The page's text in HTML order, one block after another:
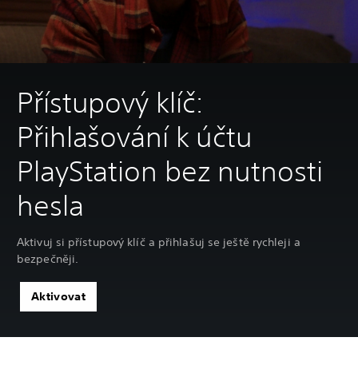
Přístupový klíč:
Přihlašování k účtu
PlayStation bez nutnosti
hesla
Aktivuj si přístupový klíč a přihlašuj se ještě rychleji a
bezpečněji.
Aktivovat